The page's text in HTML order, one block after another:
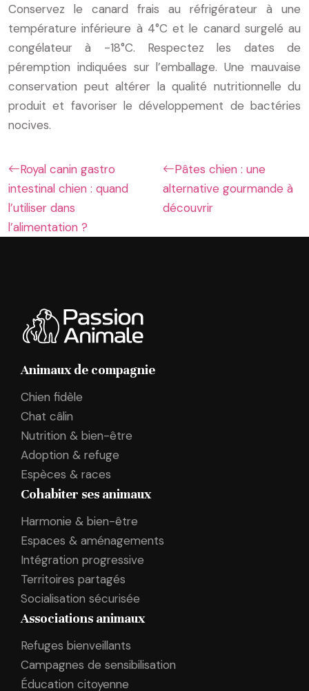
Conservez le canard frais au réfrigérateur à une
température inférieure à 4°C et le canard surgelé au
congélateur à -18°C. Respectez les dates de
péremption indiquées sur l’emballage. Une mauvaise
conservation peut altérer la qualité nutritionnelle du
produit et favoriser le développement de bactéries
nocives.
Royal canin gastro
intestinal chien : quand
l’utiliser dans
l’alimentation ?
Pâtes chien : une
alternative gourmande à
découvrir
Animaux de compagnie
Chien fidèle
Chat câlin
Nutrition & bien-être
Adoption & refuge
Espèces & races
Cohabiter ses animaux
Harmonie & bien-être
Espaces & aménagements
Intégration progressive
Territoires partagés
Socialisation sécurisée
Associations animaux
Refuges bienveillants
Campagnes de sensibilisation
Éducation citoyenne